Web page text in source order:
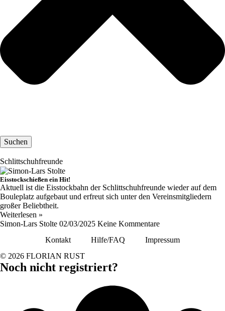
Suchen
Schlittschuhfreunde
Eisstockschießen ein Hit!
Aktuell ist die Eisstockbahn der Schlittschuhfreunde wieder auf dem
Bouleplatz aufgebaut und erfreut sich unter den Vereinsmitgliedern
großer Beliebtheit.
Weiterlesen »
Simon-Lars Stolte 02/03/2025 Keine Kommentare
Kontakt
Hilfe/FAQ
Impressum
© 2026 FLORIAN RUST
Noch nicht registriert?